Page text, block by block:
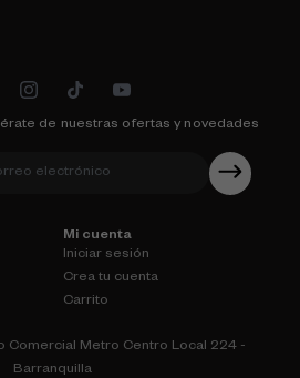
de nuestras ofertas y novedades
Mi cuenta
Iniciar sesión
Crea tu cuenta
Carrito
Comercial Metro Centro Local 224 -
Barranquilla